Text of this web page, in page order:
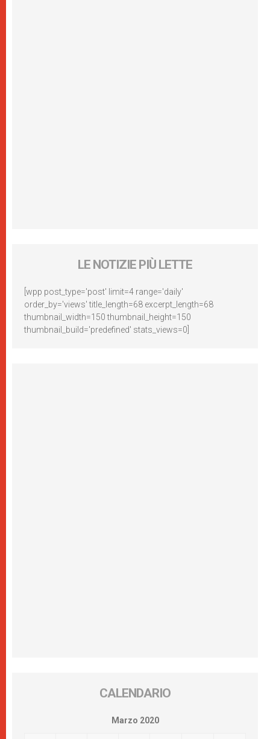
LE NOTIZIE PIÙ LETTE
[wpp post_type='post' limit=4 range='daily'
order_by='views' title_length=68 excerpt_length=68
thumbnail_width=150 thumbnail_height=150
thumbnail_build='predefined' stats_views=0]
CALENDARIO
Marzo 2020